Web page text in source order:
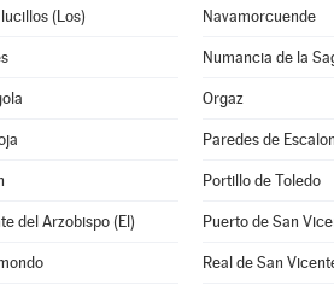
(Los) Navamorcuende
Numancia de la
Orgaz
Paredes de
Portillo de Toledo
del Arzobispo (El) Puerto de San
Real de San